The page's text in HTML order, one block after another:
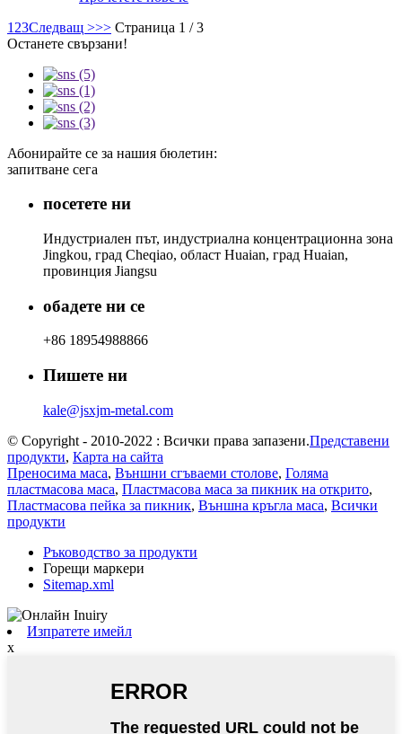
1 23Следващ >>> Страница 1 / 3
Останете свързани!
Абонирайте се за нашия бюлетин:
запитване сега
посетете ни
Индустриален път, индустриална концентрационна зона
Jingkou, град Cheqiao, област Huaian, град Huaian,
провинция Jiangsu
обадете ни се
+86 18954988866
Пишете ни
kale@jsxjm-metal.com
© Copyright - 2010-2022 : Всички права запазени.Представени
продукти, Карта на сайта
Преносима маса, Външни сгъваеми столове, Голяма
пластмасова маса, Пластмасова маса за пикник на открито,
Пластмасова пейка за пикник, Външна кръгла маса, Всички
продукти
Ръководство за продукти
Горещи маркери
Sitemap.xml
Изпратете имейл
x